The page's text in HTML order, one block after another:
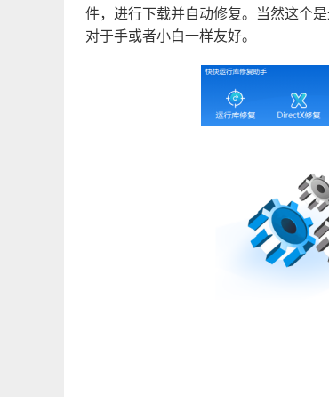
件，进行下载并自动修复。当然这个
对于手或者小白一样友好。